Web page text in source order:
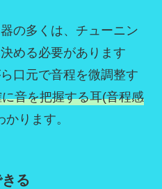
の多くは、チューニン
める必要があります
口元で音程を微調整す
音を把握する耳(音程感
ります。
る